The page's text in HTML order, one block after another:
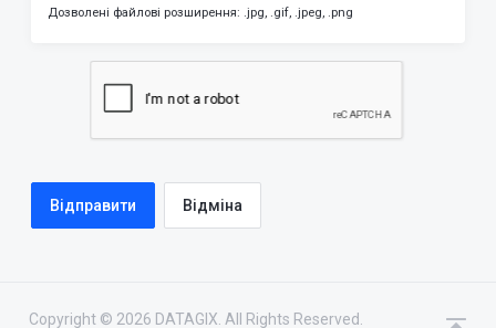
Дозволені файлові розширення: .jpg, .gif, .jpeg, .png
Відміна
Copyright © 2026 DATAGIX. All Rights Reserved.